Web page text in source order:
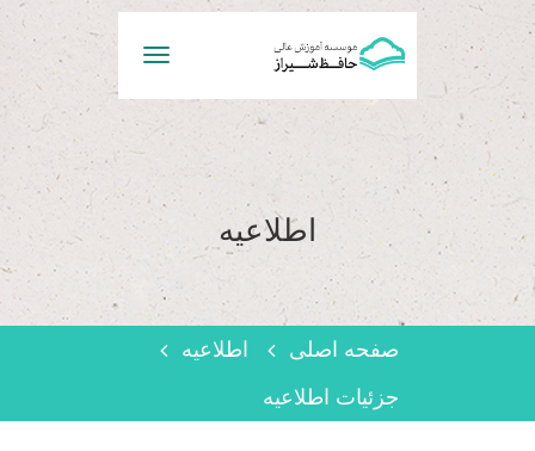
Toggle
navigation
اطلاعیه
صفحه اصلی
اطلاعیه
جزئیات اطلاعیه